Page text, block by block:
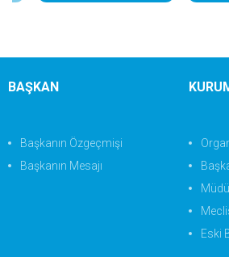
BAŞKAN
Başkanın Özgeçmişi
Başkanın Mesajı
Eski